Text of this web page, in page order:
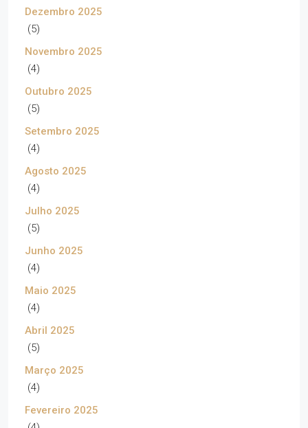
Dezembro 2025
(5)
Novembro 2025
(4)
Outubro 2025
(5)
Setembro 2025
(4)
Agosto 2025
(4)
Julho 2025
(5)
Junho 2025
(4)
Maio 2025
(4)
Abril 2025
(5)
Março 2025
(4)
Fevereiro 2025